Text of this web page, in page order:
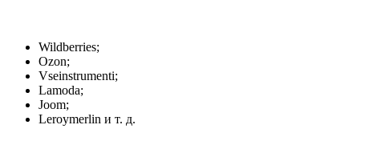
Wildberries;
Ozon;
Vseinstrumenti;
Lamoda;
Joom;
Leroymerlin и т. д.